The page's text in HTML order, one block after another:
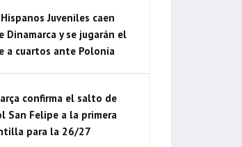
Juveniles caen
Dinamarca y se jugarán el
a cuartos ante Polonia
confirma el salto de
San Felipe a la primera
para la 26/27